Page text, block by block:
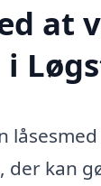
at
i
der kan